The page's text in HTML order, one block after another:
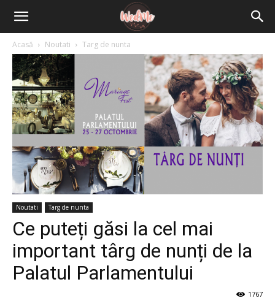
Acasă Noutati Targ de nunta
Noutati Targ de nunta
Ce puteți găsi la cel mai
important târg de nunți de la
Palatul Parlamentului
1767